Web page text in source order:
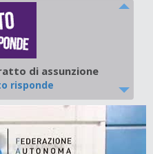
di assunzione
risponde